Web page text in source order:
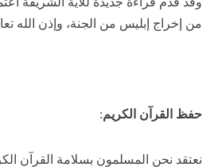
من إخراج إبليس من الجنة، وإذن الله
حفظ القرآن الكريم:
نعتقد نحن المسلمون بسلامة القرآن